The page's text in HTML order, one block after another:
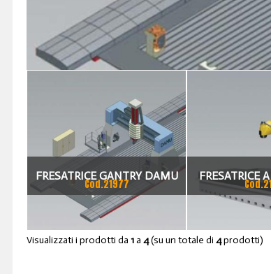
FRESATRICE GANTRY DAMU
Cod.21977
FRESATRICE
Visualizzati i prodotti da1a4(su un totale di4prodotti)